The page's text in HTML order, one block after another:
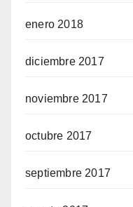
enero 2018
diciembre 2017
noviembre 2017
octubre 2017
septiembre 2017